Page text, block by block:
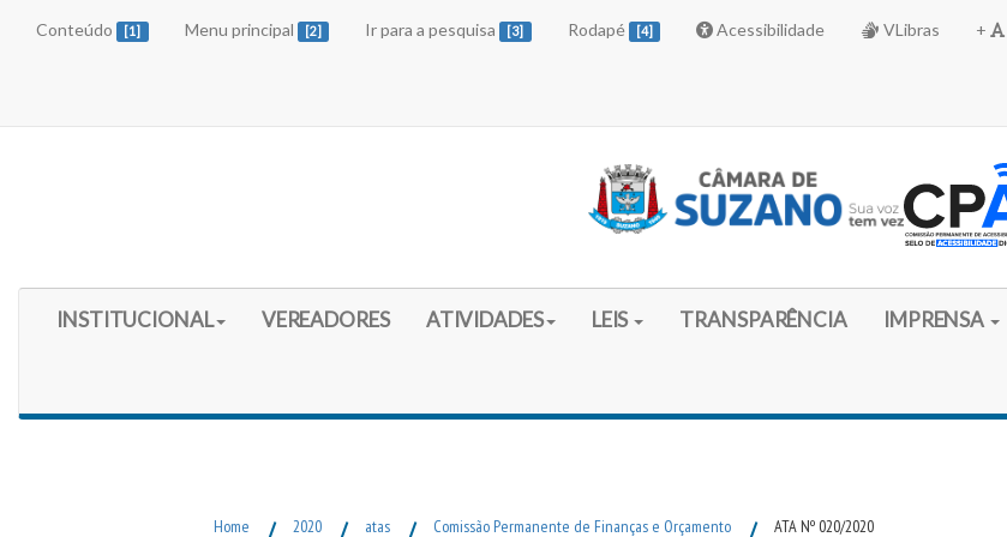
Conteúdo [1] Menu principal [2] Ir para a pesquisa [3] Rodapé [4] Acessibilidade VLibras +
Início do Menu Principal
INSTITUCIONAL VEREADORES ATIVIDADES LEIS TRANSPARÊNCIA IMPRENSA
Home 2020 atas Comissão Permanente de Finanças e Orçamento ATA Nº 020/2020